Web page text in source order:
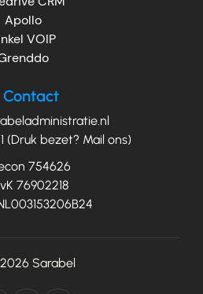
Apollo
VOIP
Contact
(Druk bezet? Mail ons)
754626
76902218
Sarabel